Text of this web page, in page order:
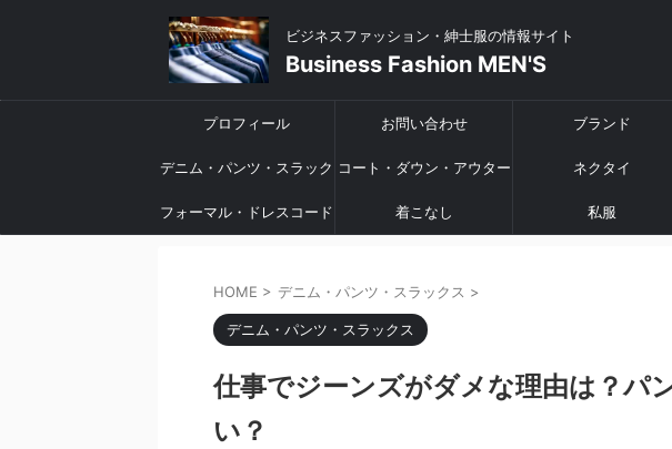
ビジネスファッション・紳士服の情報サイト
Business Fashion MEN'S
プロフィール お問い合わせ ブランド
デニム・パンツ・スラック
ス
コート・ダウン・アウター ネクタイ
フォーマル・ドレスコード 着こなし 私服
HOME > デニム・パンツ・スラックス >
デニム・パンツ・スラックス
仕事でジーンズがダメな理由は？パ
い？